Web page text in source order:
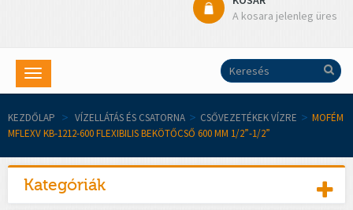
A kosara jelenleg üres
Toggle
navigation
KEZDŐLAP > VÍZELLÁTÁS ÉS CSATORNA > CSŐVEZETÉKEK VÍZRE > MOFÉM
MFLEXV KB-1212-600 FLEXIBILIS BEKÖTŐCSŐ 600 MM 1/2”-1/2”
Kategóriák